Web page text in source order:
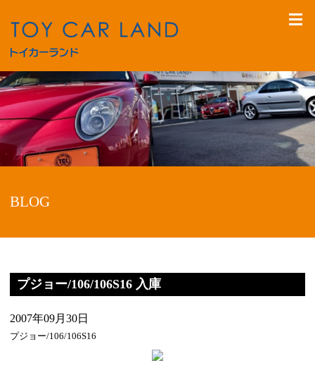
BLOG
プジョー/106/106S16 入庫
2007年09月30日
プジョー/106/106S16